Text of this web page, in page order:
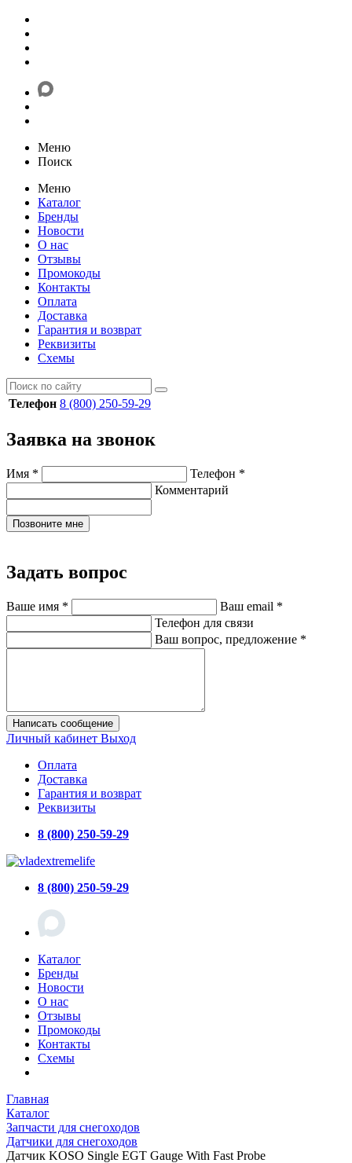
Меню
Поиск
Меню
Каталог
Бренды
Новости
О нас
Отзывы
Промокоды
Контакты
Оплата
Доставка
Гарантия и возврат
Реквизиты
Схемы
Телефон 8 (800) 250-59-29
Заявка на звонок
Имя * Телефон *
Комментарий
Позвоните мне
Задать вопрос
Ваше имя * Ваш email *
Телефон для связи
Ваш вопрос, предложение *
Написать сообщение
Личный кабинет Выход
Оплата
Доставка
Гарантия и возврат
Реквизиты
8 (800) 250-59-29
8 (800) 250-59-29
Каталог
Бренды
Новости
О нас
Отзывы
Промокоды
Контакты
Схемы
Главная
Каталог
Запчасти для снегоходов
Датчики для снегоходов
Датчик KOSO Single EGT Gauge With Fast Probe